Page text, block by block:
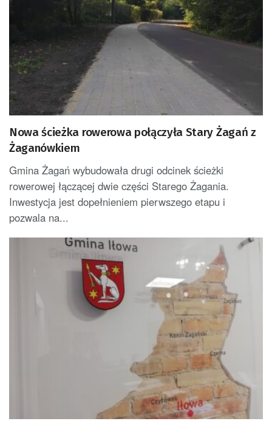
Nowa ścieżka rowerowa połączyła Stary Żagań z
Żaganówkiem
Gmina Żagań wybudowała drugi odcinek ścieżki
rowerowej łączącej dwie części Starego Żagania.
Inwestycja jest dopełnieniem pierwszego etapu i
pozwala na...